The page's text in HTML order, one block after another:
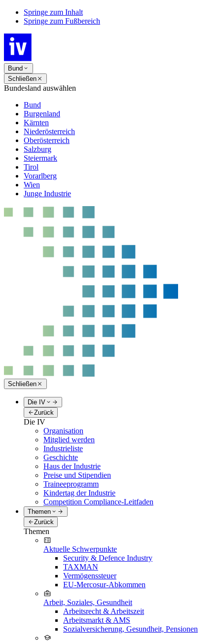
Springe zum Inhalt
Springe zum Fußbereich
Bund
Schließen
Bundesland auswählen
Bund
Burgenland
Kärnten
Niederösterreich
Oberösterreich
Salzburg
Steiermark
Tirol
Vorarlberg
Wien
Junge Industrie
Schließen
Die IV
Zurück
Die IV
Organisation
Mitglied werden
Industrieliste
Geschichte
Haus der Industrie
Preise und Stipendien
Traineeprogramm
Kindertag der Industrie
Competition Compliance-Leitfaden
Themen
Zurück
Themen
Aktuelle Schwerpunkte
Security & Defence Industry
TAXMAN
Vermögenssteuer
EU-Mercosur-Abkommen
Arbeit, Soziales, Gesundheit
Arbeitsrecht & Arbeitszeit
Arbeitsmarkt & AMS
Sozialversicherung, Gesundheit, Pensionen